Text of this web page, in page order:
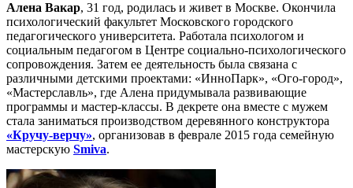
Алена Вакар, 31 год, родилась и живет в Москве. Окончила
психологический факультет Московского городского
педагогического университета. Работала психологом и
социальным педагогом в Центре социально-психологического
сопровождения. Затем ее деятельность была связана с
различными детскими проектами: «ИнноПарк», «Ого-город»,
«Мастерславль», где Алена придумывала развивающие
программы и мастер-классы. В декрете она вместе с мужем
стала заниматься производством деревянного конструктора
«Кручу-верчу», организовав в феврале 2015 года семейную
мастерскую Smiva.